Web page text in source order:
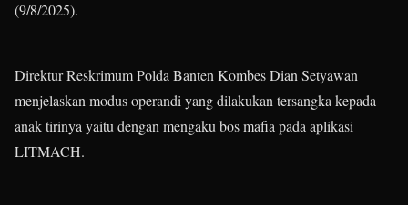
(9/8/2025).
Direktur Reskrimum Polda Banten Kombes Dian Setyawan
menjelaskan modus operandi yang dilakukan tersangka kepada
anak tirinya yaitu dengan mengaku bos mafia pada aplikasi
LITMACH.